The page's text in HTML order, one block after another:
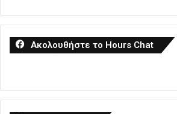
Ακολουθήστε το Hours Chat